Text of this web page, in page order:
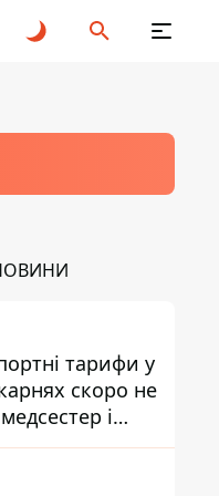
тарифи у
скоро не
і